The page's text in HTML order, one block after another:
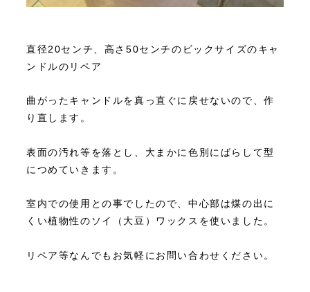
直径20センチ、高さ50センチのビックサイズのキャ
ンドルのリペア
曲がったキャンドルを真っ直ぐに戻せないので、作
り直します。
表面の汚れ等を落とし、大まかに色別にばらして型
につめていきます。
室内での使用との事でしたので、中心部は煤の出に
くい植物性のソイ（大豆）ワックスを使いました。
リペア等なんでもお気軽にお問い合わせください。